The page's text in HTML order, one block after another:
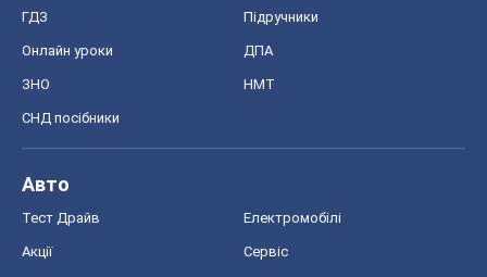
ГДЗ Підручники
Онлайн уроки ДПА
ЗНО НМТ
СНД посібники
Авто
Тест Драйв Електромобілі
Акції Сервіс